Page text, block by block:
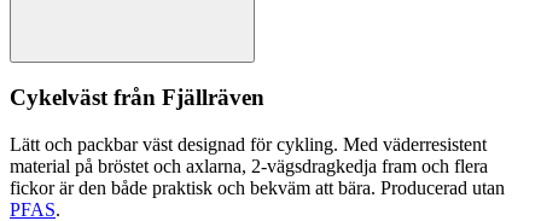
Cykelväst från Fjällräven
Lätt och packbar väst designad för cykling. Med väderresistent
material på bröstet och axlarna, 2-vägsdragkedja fram och flera
fickor är den både praktisk och bekväm att bära. Producerad utan
PFAS.